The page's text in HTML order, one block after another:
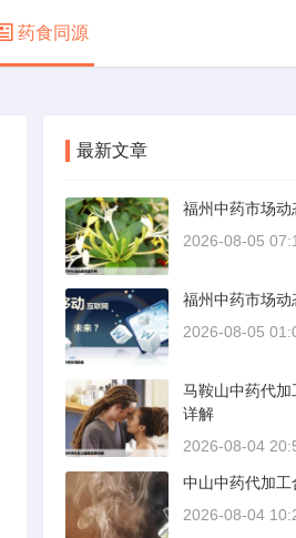
药食同源
最新文章
福州中药市场动
2026-08-05
福州中药市场动
2026-08-05
马鞍山中药代加
详解
2026-08-04
中山中药代加工
2026-08-04